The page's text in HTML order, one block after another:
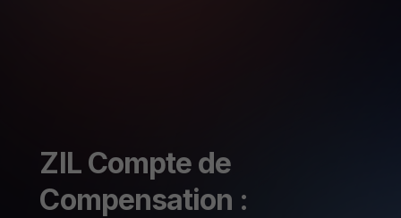
ZIL Compte de
Compensation :